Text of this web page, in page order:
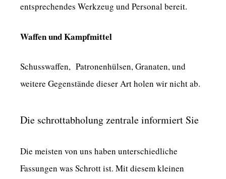
entsprechendes Werkzeug und Personal bereit.
Waffen und Kampfmittel
Schusswaffen, Patronenhülsen, Granaten, und
weitere Gegenstände dieser Art holen wir nicht ab.
Die schrottabholung zentrale informiert Sie
Die meisten von uns haben unterschiedliche
Fassungen was Schrott ist. Mit diesem kleinen